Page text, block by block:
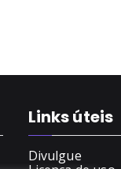
Links úteis
Divulgue